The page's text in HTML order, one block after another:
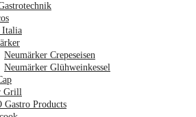
Neumärker Crepeseisen
Neumärker Glühweinkessel
Grill
Gastro Products